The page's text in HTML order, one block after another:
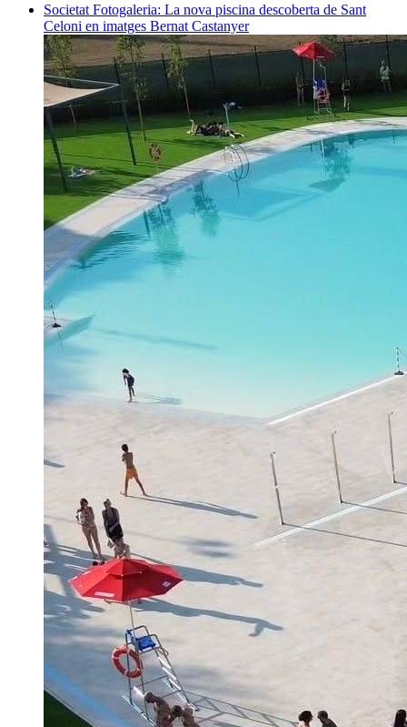
Societat Fotogaleria: La nova piscina descoberta de Sant
Celoni en imatges Bernat Castanyer